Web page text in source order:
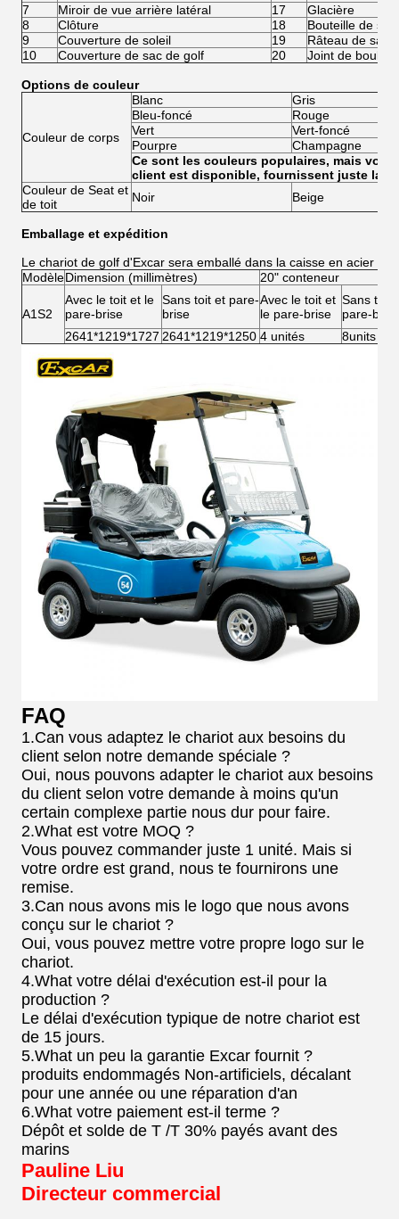
7
Miroir de vue arrière latéral 17
Glacière
8
Clôture 18
Bouteille de
9
Couverture de soleil 19
Râteau de sable
10
Couverture de sac de golf 20 Joint de boule
Options de couleur
Couleur de corps
Blanc
Gris
Bleu-foncé
Rouge
Vert
Vert-foncé
Pourpre
Champagne
Ce sont les couleurs populaires, mais
client est disponible, fournissent juste la
Couleur de Seat et
de toit
Noir Beige
Emballage et expédition
Le chariot de golf d'Excar sera emballé dans la caisse en acier
ModèleDimension (millimètres) 20" conteneur
A1S2
Avec le toit et le
pare-brise
Sans toit et pare-
brise
Avec le toit et
le pare-brise
Sans toit
pare-brise
2641*1219*1727 2641*1219*1250 4 unités 8units
FAQ
1.Can vous adaptez le chariot aux besoins du
client selon notre demande spéciale ?
Oui, nous pouvons adapter le chariot aux besoins
du client selon votre demande à moins qu'un
certain complexe partie nous dur pour faire.
2.What est votre MOQ ?
Vous pouvez commander juste 1 unité. Mais si
votre ordre est grand, nous te fournirons une
remise.
3.Can nous avons mis le logo que nous avons
conçu sur le chariot ?
Oui, vous pouvez mettre votre propre logo sur le
chariot.
4.What votre délai d'exécution est-il pour la
production ?
Le délai d'exécution typique de notre chariot est
de 15 jours.
5.What un peu la garantie Excar fournit ?
produits endommagés Non-artificiels, décalant
pour une année ou une réparation d'an
6.What votre paiement est-il terme ?
Dépôt et solde de T /T 30% payés avant des
marins
Pauline Liu
Directeur commercial